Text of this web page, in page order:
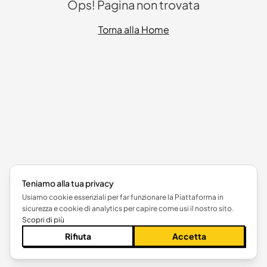
Ops! Pagina non trovata
Torna alla Home
Teniamo alla tua privacy
Usiamo cookie essenziali per far funzionare la Piattaforma in
sicurezza e cookie di analytics per capire come usi il nostro sito.
Scopri di più
Rifiuta Accetta